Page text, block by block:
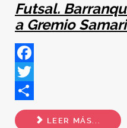
Futsal.
a Gremio
Facebook
Twitter
Share
LEER MÁS...